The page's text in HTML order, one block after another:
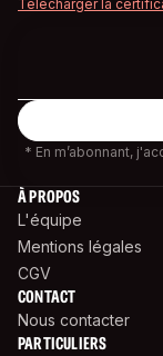
Télécharger la
* En m’abonnant,
À PROPOS
L'équipe
Mentions légales
CGV
CONTACT
Nous contacter
PARTICULIERS